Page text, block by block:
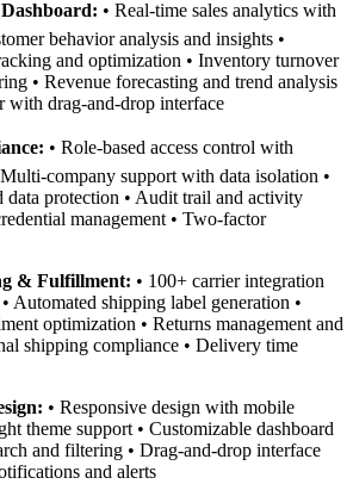
• Real-time sales analytics with
behavior analysis and insights •
and optimization • Inventory turnover
• Revenue forecasting and trend analysis
with drag-and-drop interface
• Role-based access control with
company support with data isolation •
data protection • Audit trail and activity
management • Two-factor
& Fulfillment: • 100+ carrier integration
Automated shipping label generation •
optimization • Returns management and
shipping compliance • Delivery time
• Responsive design with mobile
theme support • Customizable dashboard
and filtering • Drag-and-drop interface
and alerts